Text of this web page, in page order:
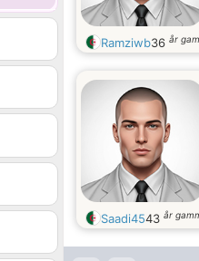
Ramziwb36 år
Saadi4543 år